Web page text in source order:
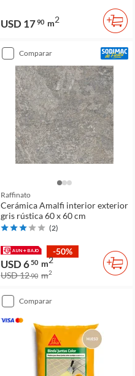
USD 1790 m2
comparar
Raffinato
Cerámica Amalfi interior exterior
gris rústica 60 x 60 cm
(2)
-50%
USD 650 m2
USD 1290 m2
comparar